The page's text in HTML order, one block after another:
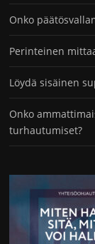
Onko
Perinteinen
Löydä sisäinen
Onko
turhautumiset?